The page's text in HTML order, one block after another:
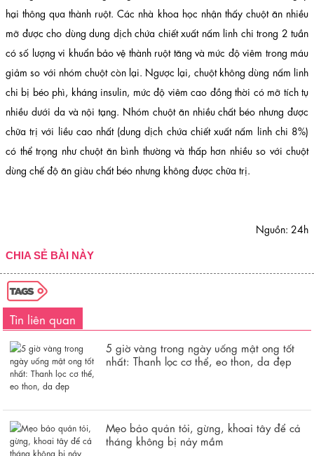
hại thông qua thành ruột. Các nhà khoa học nhận thấy chuột ăn nhiều
mỡ được cho dùng dung dịch chứa chiết xuất nấm linh chi trong 2 tuần
có số lượng vi khuẩn bảo vệ thành ruột tăng và mức độ viêm trong máu
giảm so với nhóm chuột còn lại. Ngược lại, chuột không dùng nấm linh
chi bị béo phì, kháng insulin, mức độ viêm cao đồng thời có mỡ tích tụ
nhiều dưới da và nội tạng. Nhóm chuột ăn nhiều chất béo nhưng được
chữa trị với liều cao nhất (dung dịch chứa chiết xuất nấm linh chi 8%)
có thể trọng như chuột ăn bình thường và thấp hơn nhiều so với chuột
dùng chế độ ăn giàu chất béo nhưng không được chữa trị.
Nguồn: 24h
CHIA SẺ BÀI NÀY
Tin liên quan
5 giờ vàng trong ngày uống mật ong tốt
nhất: Thanh lọc cơ thể, eo thon, da đẹp
Mẹo bảo quản tỏi, gừng, khoai tây để cả
tháng không bị nảy mầm